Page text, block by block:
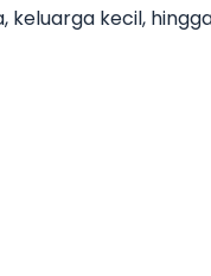
keluarga kecil,